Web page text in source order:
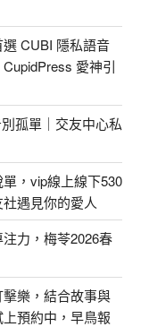
CUBI 隱私語音
愛神引
孤單｜交友中心私
，vip線上線下530
遇見你的愛人
力，梅苓2026春
樂，結合故事與
預約中，早鳥報